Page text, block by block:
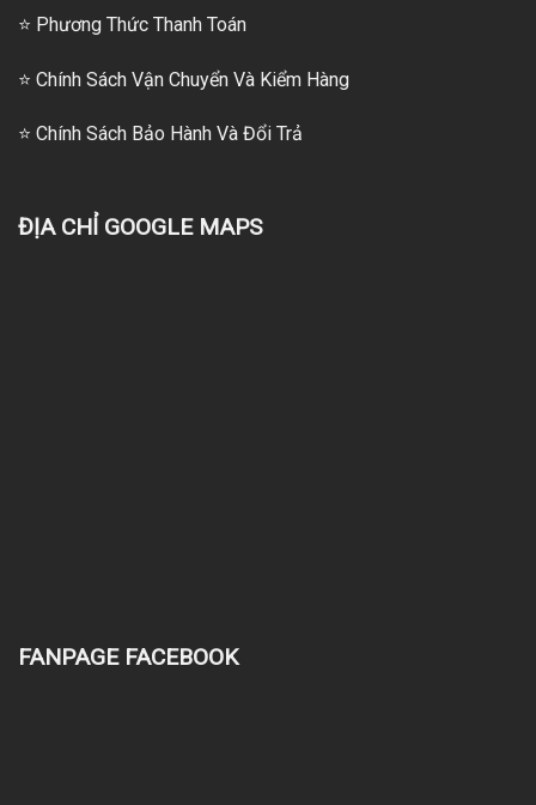
⭐ Phương Thức Thanh Toán
⭐ Chính Sách Vận Chuyển Và Kiểm Hàng
⭐ Chính Sách Bảo Hành Và Đổi Trả
ĐỊA CHỈ GOOGLE MAPS
FANPAGE FACEBOOK